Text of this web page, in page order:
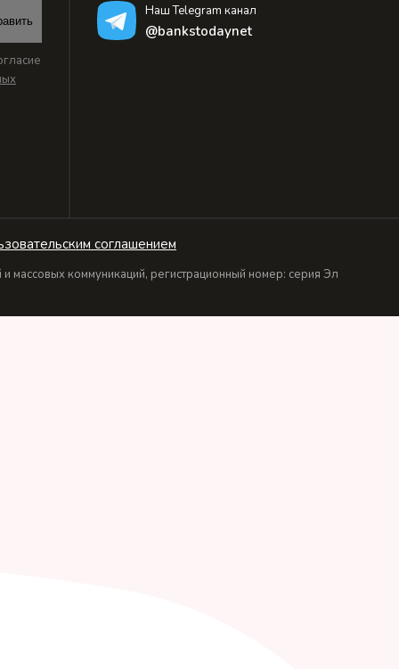
Наш Telegram канал
@bankstodaynet
соглашением
коммуникаций, регистрационный номер: серия Эл